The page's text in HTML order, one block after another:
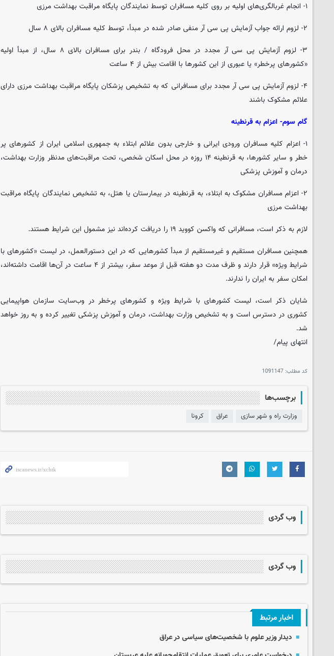
۱- انجام غربالگری‌های اولیه بر روی کلیه مسافران توسط نمایندگان پایگاه مراقبت بهداشت مرزی‌
۲- لزوم ارائه جواب آزمایش پی سی آر منفی صادر شده در مبدأ، توسط کلیه مسافران بالای ۸ سال‌
۳- لزوم آزمایش پی سی آر مجدد در محل فرودگاه / بندر برای مسافران بالای ۸ سال، از مبدأ اولیه
«کشورهای پرخطر» یا عبوری از این کشورها با اقامت بیش از ۴ ساعت
۴- لزوم آزمایش پی سی آر مجدد برای مسافرانی که به تشخیص پزشکان پایگاه مراقبت بهداشت مرزی دارای
علائم مشکوک باشند
گام سوم- اعزام به قرنطینه
۱- اعزام کلیه مسافران ورودی ایرانی و خارجی بدون علائم ابتلاء به جمهوری اسلامی ایران از کشورهای پر
خطر و سایر کشورها، به قرنطینه ۱۴ روزه در محل اسکان شخصی، تحت مراقبت‌های مدنظر وزارت بهداشت،
درمان و آموزش پزشکی
۲- اعزام مسافران مشکوک به ابتلاء، به قرنطینه در بیمارستان یا هتل، به تشخیص نمایندگان پایگاه مراقبت
بهداشت مرزی‌
لازم به ذکر است، مسافرانی که واکسن کووید ۱۹ را دریافت کرده‌اند نیز مشمول این شرایط هستند.
همچنین مسافران مستقیم و غیرمستقیم از مبدأ کشورهایی که در این دستورالعمل، در لیست «کشورهای با
شرایط ویژه» قرار دارند و ظرف مدت دو هفته قبل از موعد سفر، بیشتر از ۴ ساعت در آن‌ها اقامت داشته‌اند،
امکان سفر به ایران را ندارند.
شایان ذکر است، لیست کشورهای با شرایط ویژه و کشورهای پرخطر در وب‌سایت سازمان هواپیمایی
کشوری در دسترس است و به تشخیص وزارت بهداشت، درمان و آموزش پزشکی تغییر کرده و به روز خواهد
شد.
انتهای پیام/
کد مطلب: 1091147
برچسب‌ها
وزارت راه و شهر سازی عراق کرونا
وب گردی
وب گردی
اخبار مرتبط
دیدار وزیر علوم با شخصیت‌های سیاسی در عراق